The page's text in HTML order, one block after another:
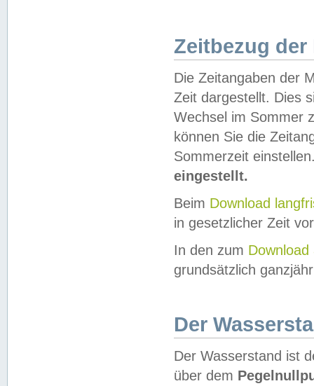
Zeitbezug der
Die Zeitangaben der
Zeit dargestellt. Dies
Wechsel im Sommer
können Sie die
Sommerzeit
eingestellt.
Beim Download
in gesetzlicher Zeit
In den zum Download
grundsätzlich
Der
Der Wasserstand ist
über dem